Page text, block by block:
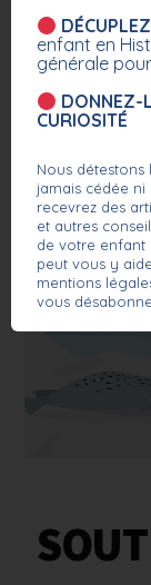
enfant en
générale
DONNEZ-
CURIOSITÉ
Nous détestons
jamais cédée ni
recevrez des
et autres
de votre enfant
peut vous y
mentions
vous